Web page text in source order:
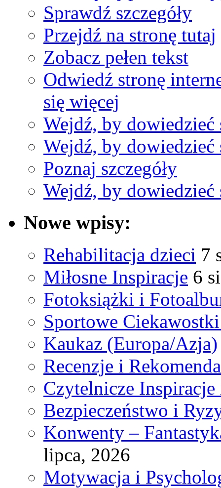
Sprawdź szczegóły
Przejdź na stronę tutaj
Zobacz pełen tekst
Odwiedź stronę
się więcej
Wejdź, by dowiedzieć
Wejdź, by dowiedzieć
Poznaj szczegóły
Wejdź, by dowiedzieć
Nowe wpisy:
Rehabilitacja dzieci 7
Miłosne Inspiracje 6
Fotoksiążki i
Sportowe
Kaukaz (Europa/Azja)
Recenzje i
Czytelnicze Inspiracje
Bezpieczeństwo i
Konwenty –
lipca, 2026
Motywacja i